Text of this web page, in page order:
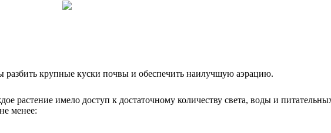
крупные куски почвы и обеспечить наилучшую аэрацию.
растение имело доступ к достаточному количеству света, воды и
менее: